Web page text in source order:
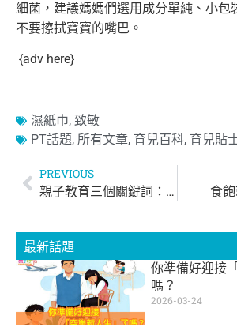
細菌，建議媽媽們選用成分單純、小包
不要擦拭寶寶的嘴巴。
{adv here}
濕紙巾, 致敏
PT話題, 所有文章, 育兒百科, 育兒貼
PREVIOUS
親子教育三個關鍵詞：陪伴、閱讀、習慣 食
最新話題
你準備好迎接
嗎？
2026-03-24